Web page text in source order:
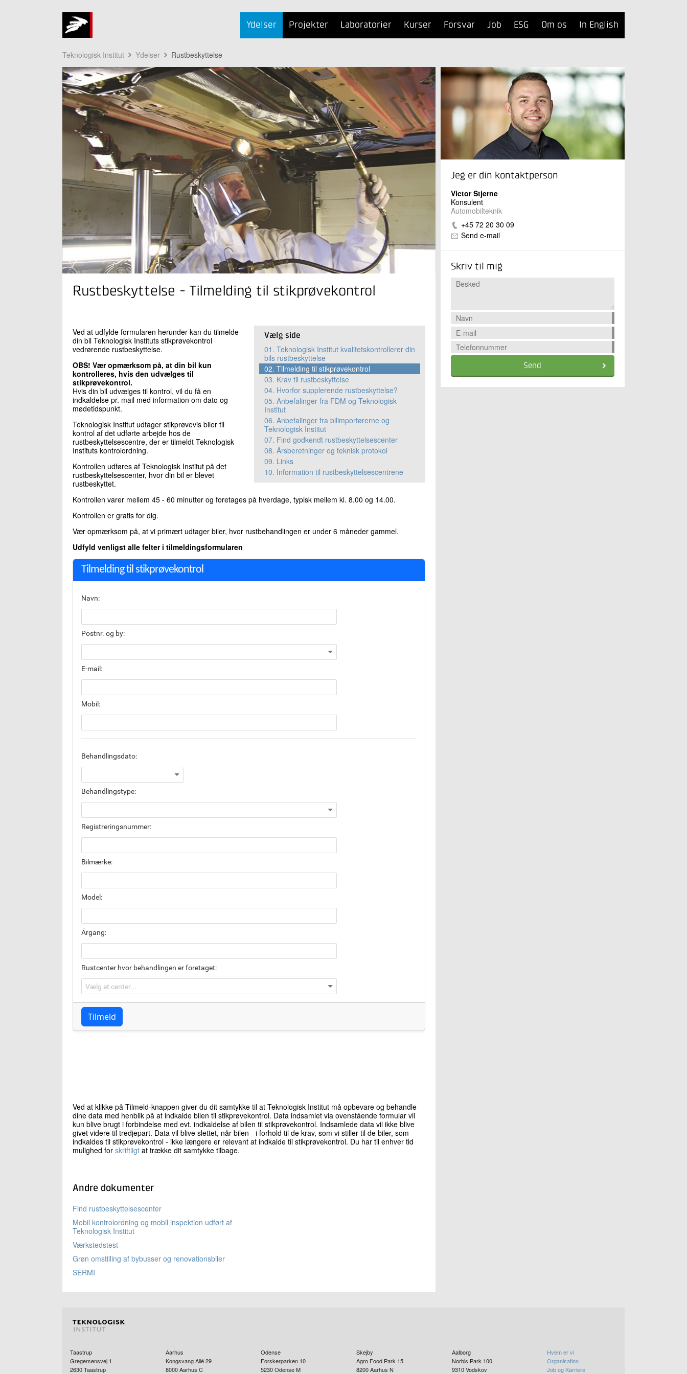
Ydelser Projekter Laboratorier Kurser Forsvar Job ESG Om os In English
Teknologisk Institut Ydelser Rustbeskyttelse
Rustbeskyttelse - Tilmelding til stikprøvekontrol
Vælg side
01. Teknologisk Institut kvalitetskontrollerer din
bils rustbeskyttelse
02. Tilmelding til stikprøvekontrol
03. Krav til rustbeskyttelse
04. Hvorfor supplerende rustbeskyttelse?
05. Anbefalinger fra FDM og Teknologisk
Institut
06. Anbefalinger fra bilimportørerne og
Teknologisk Institut
07. Find godkendt rustbeskyttelsescenter
08. Årsberetninger og teknisk protokol
09. Links
10. Information til rustbeskyttelsescentrene
Ved at udfylde formularen herunder kan du tilmelde
din bil Teknologisk Instituts stikprøvekontrol
vedrørende rustbeskyttelse.
OBS! Vær opmærksom på, at din bil kun
kontrolleres, hvis den udvælges til
stikprøvekontrol.
Hvis din bil udvælges til kontrol, vil du få en
indkaldelse pr. mail med information om dato og
mødetidspunkt.
Teknologisk Institut udtager stikprøvevis biler til
kontrol af det udførte arbejde hos de
rustbeskyttelsescentre, der er tilmeldt Teknologisk
Instituts kontrolordning.
Kontrollen udføres af Teknologisk Institut på det
rustbeskyttelsescenter, hvor din bil er blevet
rustbeskyttet.
Kontrollen varer mellem 45 - 60 minutter og foretages på hverdage, typisk mellem kl. 8.00 og 14.00.
Kontrollen er gratis for dig.
Vær opmærksom på, at vi primært udtager biler, hvor rustbehandlingen er under 6 måneder gammel.
Udfyld venligst alle felter i tilmeldingsformularen
Ved at klikke på Tilmeld-knappen giver du dit samtykke til at Teknologisk Institut må opbevare og behandle
dine data med henblik på at indkalde bilen til stikprøvekontrol. Data indsamlet via ovenstående formular vil
kun blive brugt i forbindelse med evt. indkaldelse af bilen til stikprøvekontrol. Indsamlede data vil ikke blive
givet videre til tredjepart. Data vil blive slettet, når bilen - i forhold til de krav, som vi stiller til de biler, som
indkaldes til stikprøvekontrol - ikke længere er relevant at indkalde til stikprøvekontrol. Du har til enhver tid
mulighed for skriftligt at trække dit samtykke tilbage.
Andre dokumenter
Find rustbeskyttelsescenter
Mobil kontrolordning og mobil inspektion udført af
Teknologisk Institut
Værkstedstest
Grøn omstilling af bybusser og renovationsbiler
SERMI
Jeg er din kontaktperson
Victor Stjerne
Konsulent
Automobilteknik
+45 72 20 30 09
Send e-mail
Skriv til mig
Send
Taastrup
Gregersensvej 1
2630Taastrup
Aarhus
Kongsvang Allé 29
8000 Aarhus C
Odense
Forskerparken 10
5230 Odense M
Skejby
Agro Food Park 15
8200Aarhus N
Aalborg
Norbis Park 100
9310 Vodskov
Hvem er vi
Organisation
Job og Karriere